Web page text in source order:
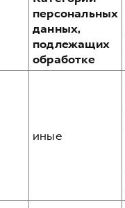
персональных
данных,
подлежащих
обработке
иные